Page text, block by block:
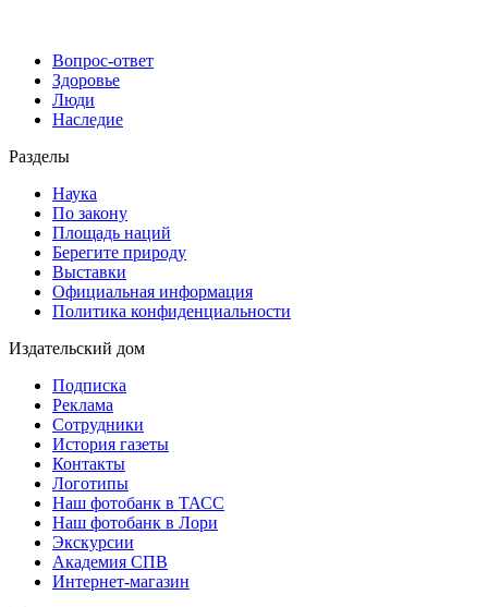
Вопрос-ответ
Здоровье
Люди
Наследие
Разделы
Наука
По закону
Площадь наций
Берегите природу
Выставки
Официальная информация
Политика конфиденциальности
Издательский дом
Подписка
Реклама
Сотрудники
История газеты
Контакты
Логотипы
Наш фотобанк в ТАСС
Наш фотобанк в Лори
Экскурсии
Академия СПВ
Интернет-магазин